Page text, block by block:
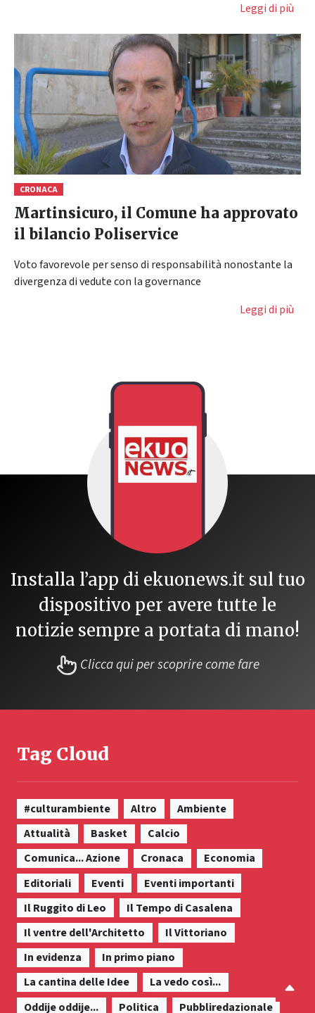
Leggi di più
CRONACA
Martinsicuro, il Comune ha approvato
il bilancio Poliservice
Voto favorevole per senso di responsabilità nonostante la
divergenza di vedute con la governance
Leggi di più
Installa l’app di ekuonews.it sul tuo
dispositivo per avere tutte le
notizie sempre a portata di mano!
Clicca qui per scoprire come fare
Tag Cloud
#culturambiente Altro
Ambiente
Attualità
Basket
Calcio
Comunica... Azione
Cronaca
Economia
Editoriali
Eventi
Eventi importanti
Il Ruggito di Leo
Il Tempo di Casalena
Il ventre dell'Architetto
Il Vittoriano
In evidenza
In primo piano
La cantina delle Idee
La vedo così...
Oddije oddije...
Politica Pubbliredazionale